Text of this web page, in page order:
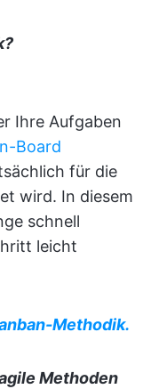
?
Ihre Aufgaben
Board
für die
wird. In diesem
schnell
leicht
Methodik.
Methoden